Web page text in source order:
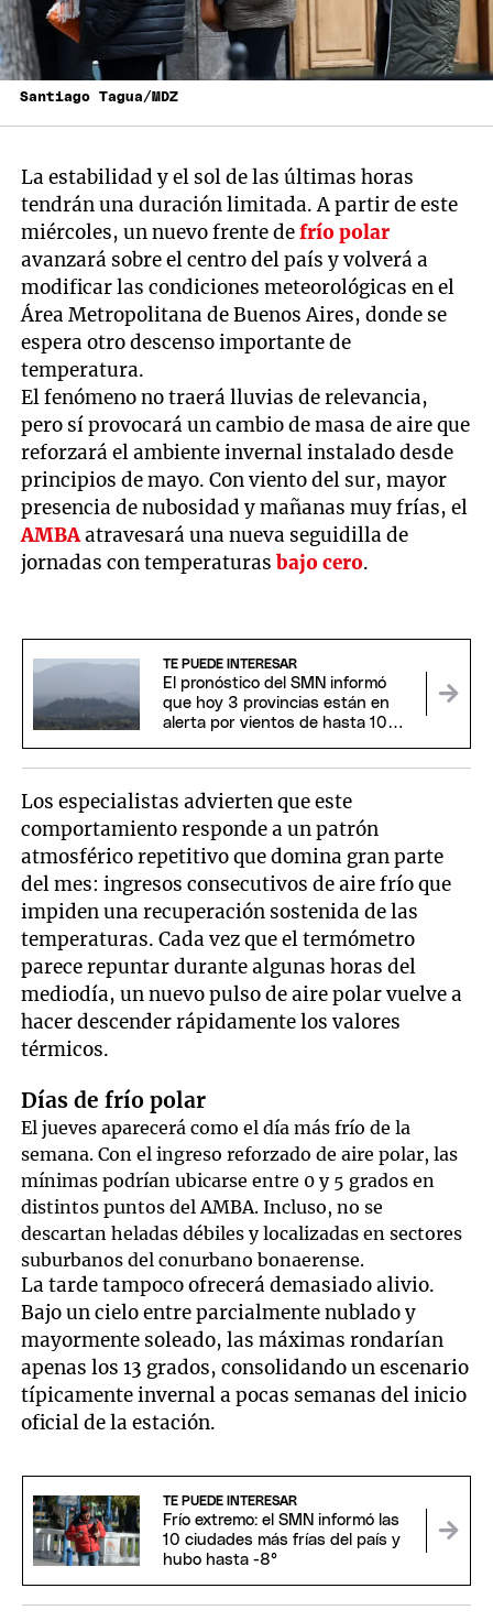
Santiago Tagua/MDZ
La estabilidad y el sol de las últimas horas
tendrán una duración limitada. A partir de este
miércoles, un nuevo frente defrío polar
avanzará sobre el centro del país y volverá a
modificar las condiciones meteorológicas en el
Área Metropolitana de Buenos Aires, donde se
espera otro descenso importante de
temperatura.
El fenómeno no traerá lluvias de relevancia,
pero sí provocará un cambio de masa de aire que
reforzará el ambiente invernal instalado desde
principios de mayo. Con viento del sur, mayor
presencia de nubosidad y mañanas muy frías, el
AMBAatravesará una nueva seguidilla de
jornadas con temperaturasbajo cero.
TE PUEDE INTERESAR
El pronóstico del SMN informó
que hoy 3 provincias están en
alerta por vientos de hasta 100
Los especialistas advierten que este
comportamiento responde a un patrón
atmosférico repetitivo que domina gran parte
del mes: ingresos consecutivos de aire frío que
impiden una recuperación sostenida de las
temperaturas. Cada vez que el termómetro
parece repuntar durante algunas horas del
mediodía, un nuevo pulso de aire polar vuelve a
hacer descender rápidamente los valores
térmicos.
Días de frío polar
El jueves aparecerá como el día más frío de la
semana. Con el ingreso reforzado de aire polar, las
mínimas podrían ubicarse entre 0 y 5 grados en
distintos puntos del AMBA. Incluso, no se
descartan heladas débiles y localizadas en sectores
suburbanos del conurbano bonaerense.
La tarde tampoco ofrecerá demasiado alivio.
Bajo un cielo entre parcialmente nublado y
mayormente soleado, las máximas rondarían
apenas los 13 grados, consolidando un escenario
típicamente invernal a pocas semanas del inicio
oficial de la estación.
TE PUEDE INTERESAR
Frío extremo: el SMN informó las
10 ciudades más frías del país y
hubo hasta -8°